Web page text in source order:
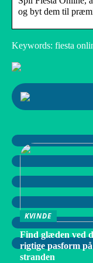
og byt dem til
Keywords: fiesta
KVINDE
Find glæden ved
rigtige pasform på
stranden